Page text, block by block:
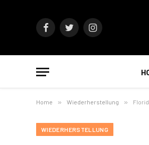
FacebookTwitterInstagram
Home » Wiederherstellung »
WIEDERHERSTELLUNG